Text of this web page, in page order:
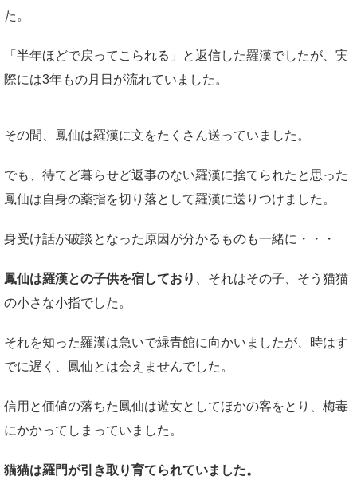
た。
「半年ほどで戻ってこられる」と返信した羅漢でしたが、実
際には3年もの月日が流れていました。
その間、鳳仙は羅漢に文をたくさん送っていました。
でも、待てど暮らせど返事のない羅漢に捨てられたと思った
鳳仙は自身の薬指を切り落として羅漢に送りつけました。
身受け話が破談となった原因が分かるものも一緒に・・・
鳳仙は羅漢との子供を宿しており
、それはその子、そう猫猫
の小さな小指でした。
それを知った羅漢は急いで緑青館に向かいましたが、時はす
でに遅く、鳳仙とは会えませんでした。
信用と価値の落ちた鳳仙は遊女としてほかの客をとり、梅毒
にかかってしまっていました。
猫猫は羅門が引き取り育てられていました。